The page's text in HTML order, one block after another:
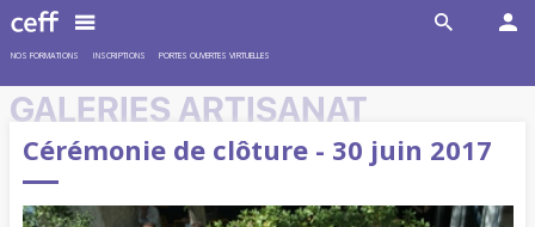
NOS FORMATIONS INSCRIPTIONS PORTES OUVERTES VIRTUELLES
GALERIES ARTISANAT
Cérémonie de clôture - 30 juin 2017